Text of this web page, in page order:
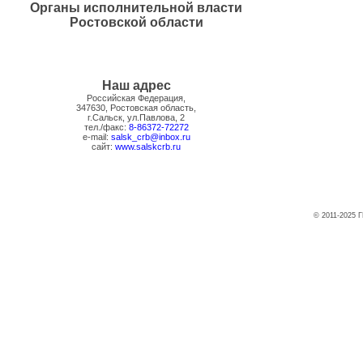
Органы исполнительной власти
Ростовской области
Наш адрес
Российская Федерация,
347630, Ростовская область,
г.Сальск, ул.Павлова, 2
тел./факс: 8-86372-72272
e-mail: salsk_crb@inbox.ru
сайт: www.salskcrb.ru
© 2011-2025